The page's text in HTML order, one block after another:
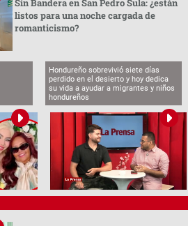
Sin Bandera en San Pedro Sula: ¿están
listos para una noche cargada de
romanticismo?
Hondureño sobrevivió siete días
perdido en el desierto y hoy dedica
su vida a ayudar a migrantes y niños
hondureños